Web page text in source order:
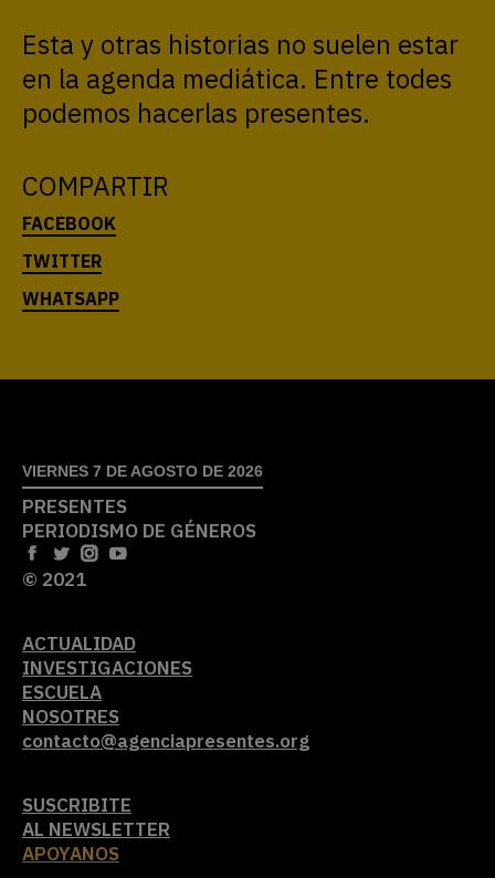
Esta y otras historias no suelen estar
en la agenda mediática. Entre todes
podemos hacerlas presentes.
COMPARTIR
VIERNES 7 DE AGOSTO DE 2026
PRESENTES
PERIODISMO DE GÉNEROS
© 2021
ACTUALIDAD
INVESTIGACIONES
ESCUELA
NOSOTRES
contacto@agenciapresentes.org
SUSCRIBITE
AL NEWSLETTER
APOYANOS